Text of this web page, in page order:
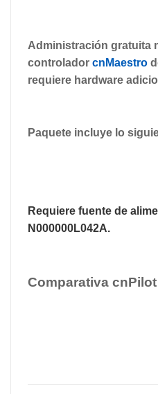
Administración gratuita
controlador cnMaestro
requiere hardware
Paquete incluye lo
Requiere fuente de
N000000L042A.
Comparativa